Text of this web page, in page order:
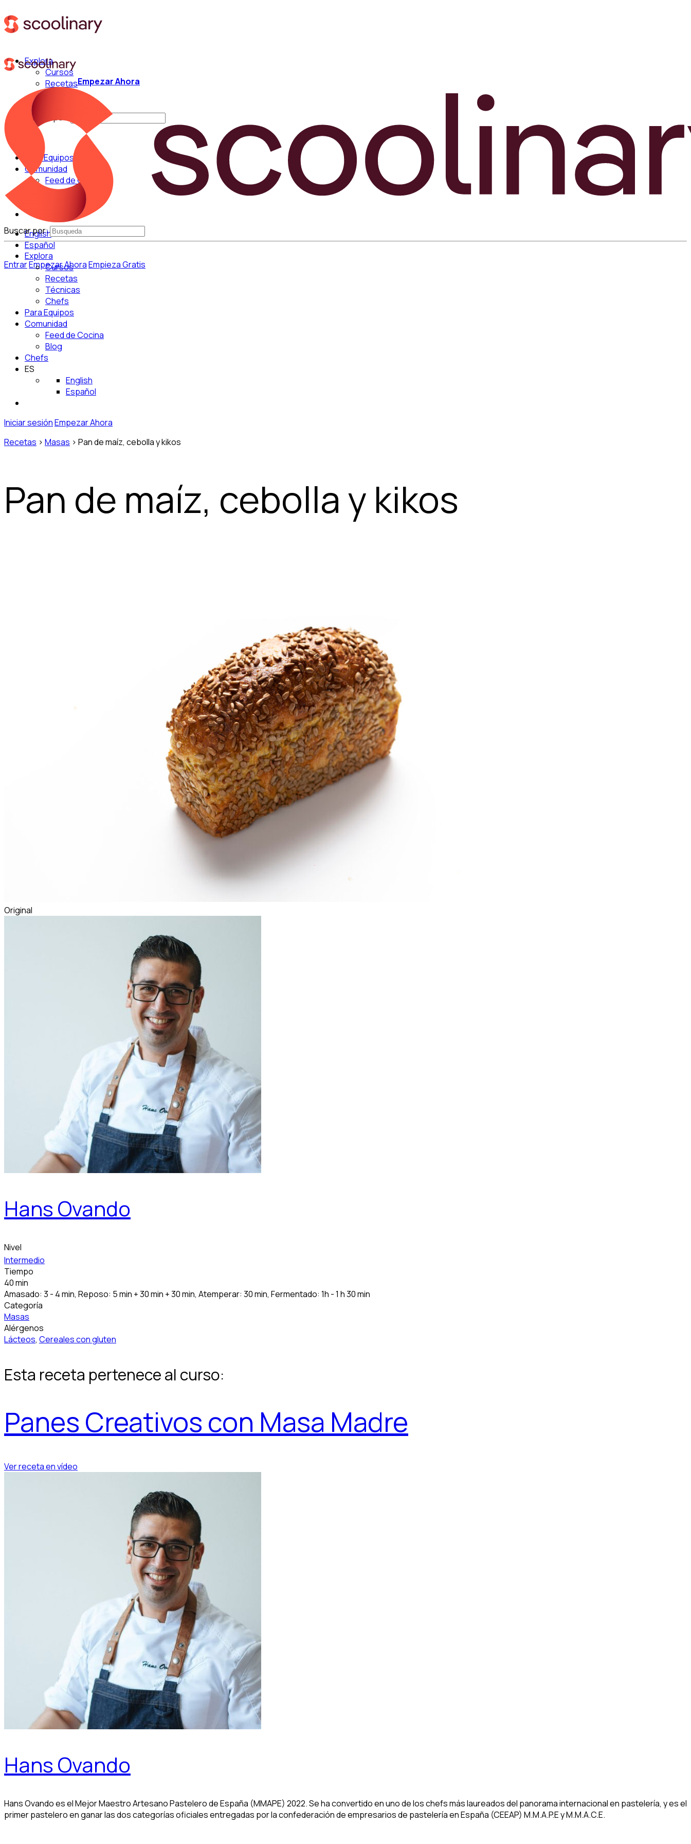
Explora
Cursos
Recetas
Buscar por:
Para Equipos
Comunidad
Feed de Cocina
Blog
English
Español
EntrarEmpezar AhoraEmpieza Gratis
Empezar Ahora
Buscar por:
Explora
Cursos
Recetas
Técnicas
Chefs
Para Equipos
Comunidad
Feed de Cocina
Blog
Chefs
ES
English
Español
Iniciar sesiónEmpezar Ahora
Recetas > Masas > Pan de maíz, cebolla y kikos
Pan de maíz, cebolla y kikos
Original
Hans Ovando
Nivel
Intermedio
Tiempo
40 min
Amasado: 3 - 4 min, Reposo: 5 min + 30 min + 30 min, Atemperar: 30 min, Fermentado: 1h - 1 h 30 min
Categoría
Masas
Alérgenos
Lácteos, Cereales con gluten
Esta receta pertenece al curso:
Panes Creativos con Masa Madre
Ver receta en vídeo
Hans Ovando
Hans Ovando es el Mejor Maestro Artesano Pastelero de España (MMAPE) 2022. Se ha convertido en uno de los chefs más laureados del panorama internacional en pastelería, y es el
primer pastelero en ganar las dos categorías oficiales entregadas por la confederación de empresarios de pastelería en España (CEEAP) M.M.A.P.E y M.M.A.C.E.